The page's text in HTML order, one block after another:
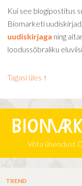
Kui see blogipostitus
Biomarketi
uudiskirjaga ning
loodussõbraliku
Tagasi üles ↑
Võta ühendust
TREND